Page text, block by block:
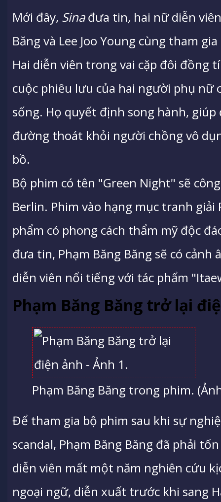
Mới đây, Sinađưa tin, hai nữ diễn
Băng và Lee Joo Young cùng tham
Hai diễn viên trong vai cặp đôi đồng
cuộc phiêu lưu của hai người phụ nữ
sống. Họ quyết định song hành,
đường thoát khỏi người chồng vô
bồ.
Bộ phim có tên "Green Night" sẽ
Berlin. Phim vào hạng mục tranh giải
phẩm có phong cách thẩm mỹ độc
đưa tin, Phạm Băng Băng sẽ có cảnh
diễn viên nổi tiếng với tác phẩm
Phạm Băng Băng trở lại
Phạm Băng Băng trong phim.
Để tham gia bộ phim sau khi sự
scandal, Phạm Băng Băng đã phải
diễn viên mất một năm nghiên cứu
ngoại ngữ, diễn xuất trước khi sang